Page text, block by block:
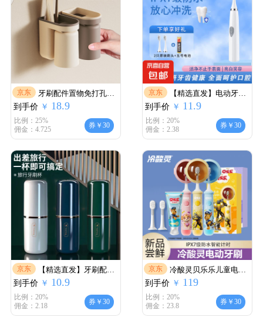
京东
牙刷配件置物免打孔家
用壁挂式配件情侣牙刷
配件家庭套装电动牙刷
配件 壁挂牙刷置物架
到手价 ￥ 18.9
比例：25%
佣金：4.725
券￥30
京东
【精选直发】电动牙刷
成人声波全自动智能学
生男士女士 成人款 【限
时抢购】月光白+3刷头
到手价 ￥ 11.9
比例：20%
佣金：2.38
券￥30
京东
【精选直发】牙刷配件
旅行便携式出行套装牙
刷随身携带轻便式电动
牙刷配件 旅行洗漱杯
到手价 ￥ 10.9
比例：20%
佣金：2.18
券￥30
京东
冷酸灵贝乐乐儿童电动
牙刷充电式小孩学生去
黄防蛀牙汪汪队【儿童
礼物】 天天/粉色/共4刷
到手价 ￥ 119
比例：20%
佣金：23.8
券￥30